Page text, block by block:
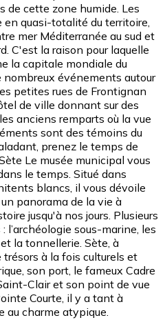
de cette zone humide. Les
quasi-totalité du territoire,
mer Méditerranée au sud et
C'est la raison pour laquelle
la capitale mondiale du
nombreux événements autour
petites rues de Frontignan
de ville donnant sur des
anciens remparts où la vue
sont des témoins du
prenez le temps de
Le musée municipal vous
le temps. Situé dans
blancs, il vous dévoile
panorama de la vie à
jusqu'à nos jours. Plusieurs
sous-marine, les
la tonnellerie. Sète, à
à la fois culturels et
son port, le fameux Cadre
Clair et son point de vue
Courte, il y a tant à
au charme atypique.